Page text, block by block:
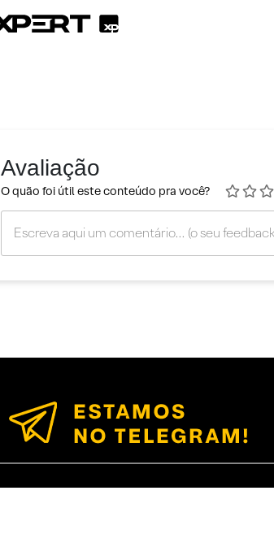
Avaliação
O quão foi útil este conteúdo pra você?